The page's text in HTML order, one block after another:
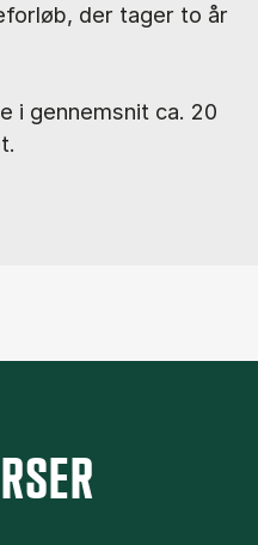
der tager to år
i gennemsnit ca. 20